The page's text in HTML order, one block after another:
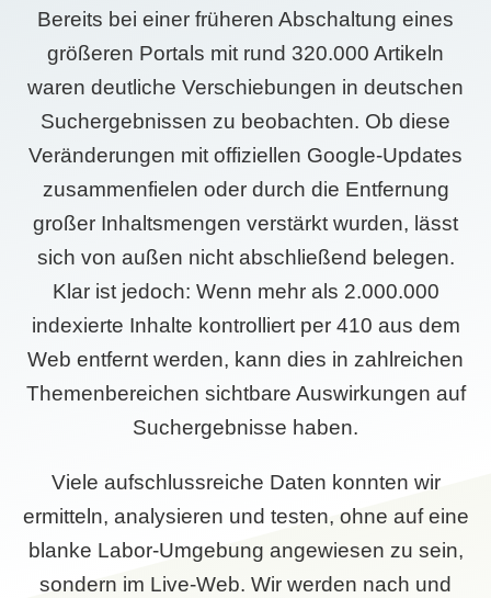
Bereits bei einer früheren Abschaltung eines
größeren Portals mit rund 320.000 Artikeln
waren deutliche Verschiebungen in deutschen
Suchergebnissen zu beobachten. Ob diese
Veränderungen mit offiziellen Google-Updates
zusammenfielen oder durch die Entfernung
großer Inhaltsmengen verstärkt wurden, lässt
sich von außen nicht abschließend belegen.
Klar ist jedoch: Wenn mehr als 2.000.000
indexierte Inhalte kontrolliert per 410 aus dem
Web entfernt werden, kann dies in zahlreichen
Themenbereichen sichtbare Auswirkungen auf
Suchergebnisse haben.
Viele aufschlussreiche Daten konnten wir
ermitteln, analysieren und testen, ohne auf eine
blanke Labor-Umgebung angewiesen zu sein,
sondern im Live-Web. Wir werden nach und